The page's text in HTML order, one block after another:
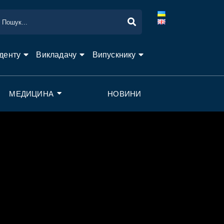
Викладачу Випускнику
МЕДИЦИНА НОВИНИ